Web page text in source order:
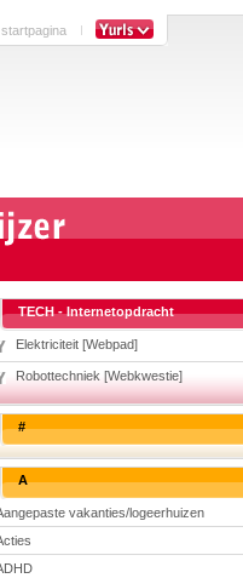
TECH - Internetopdracht
Elektriciteit [Webpad]
Robottechniek [Webkwestie]
#
A
vakanties/logeerhuizen